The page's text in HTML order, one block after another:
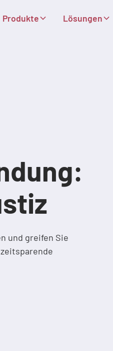
Produkte Lösungen
und greifen Sie